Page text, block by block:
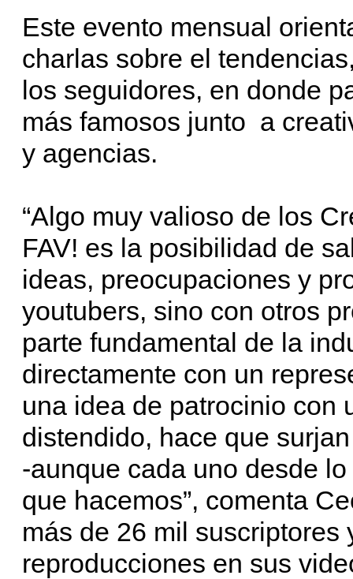
Este evento mensual
charlas sobre el
los seguidores, en donde
más famosos junto a
y agencias.
“Algo muy valioso de los
FAV! es la posibilidad de
ideas, preocupaciones y
youtubers, sino con otros
parte fundamental de la
directamente con un
una idea de patrocinio con
distendido, hace que
-aunque cada uno desde
que hacemos”, comenta
más de 26 mil suscriptores
reproducciones en sus